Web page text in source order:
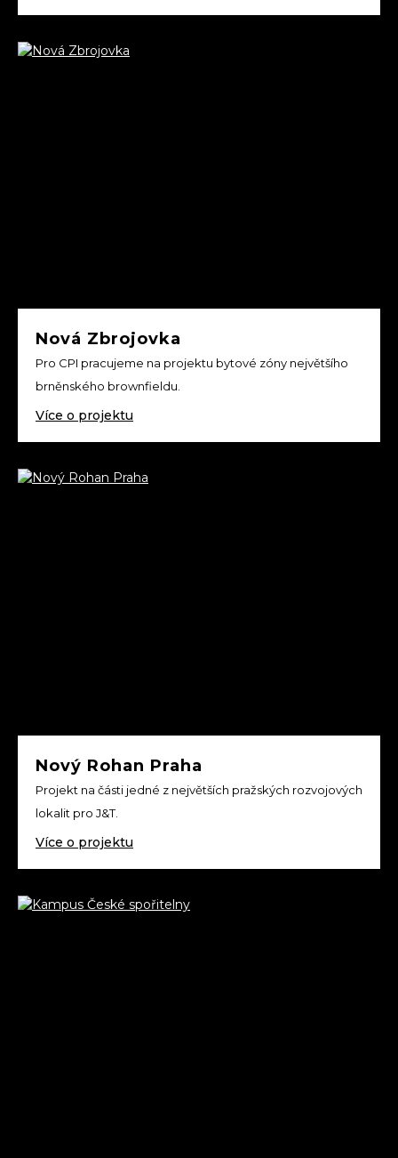
Nová Zbrojovka
Pro CPI pracujeme na projektu bytové zóny největšího
brněnského brownfieldu.
Více o projektu
Nový Rohan Praha
Projekt na části jedné z největších pražských rozvojových
lokalit pro J&T.
Více o projektu